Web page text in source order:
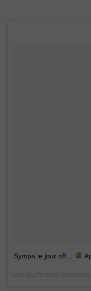
Sympa le jour off…